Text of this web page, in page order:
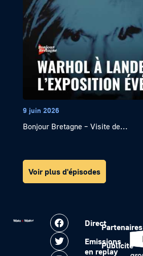
9 juin 2026
Bonjour Bretagne – Visite de...
Voir plus d'épisodes
Direct
Emissions
en replay
Partenaires
Publicité